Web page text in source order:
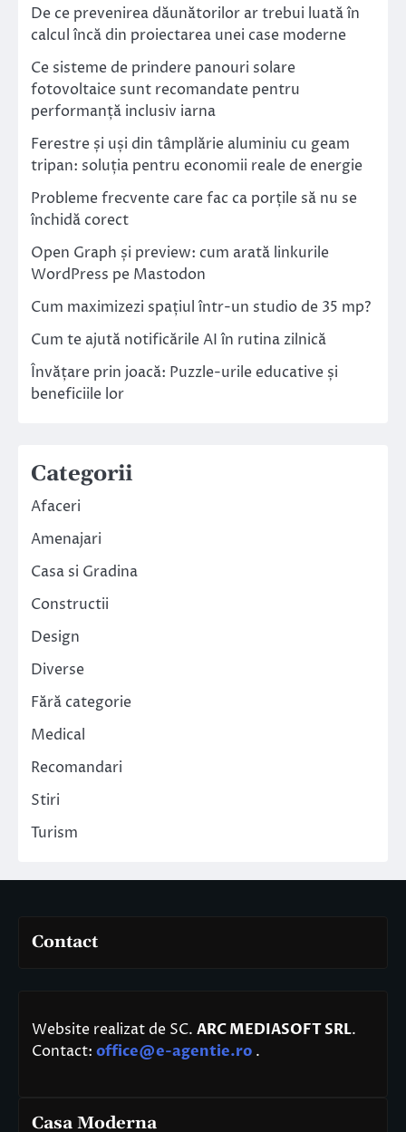
De ce prevenirea dăunătorilor ar trebui luată în
calcul încă din proiectarea unei case moderne
Ce sisteme de prindere panouri solare
fotovoltaice sunt recomandate pentru
performanță inclusiv iarna
Ferestre și uși din tâmplărie aluminiu cu geam
tripan: soluția pentru economii reale de energie
Probleme frecvente care fac ca porțile să nu se
închidă corect
Open Graph și preview: cum arată linkurile
WordPress pe Mastodon
Cum maximizezi spațiul într-un studio de 35 mp?
Cum te ajută notificările AI în rutina zilnică
Învățare prin joacă: Puzzle-urile educative și
beneficiile lor
Categorii
Afaceri
Amenajari
Casa si Gradina
Constructii
Design
Diverse
Fără categorie
Medical
Recomandari
Stiri
Turism
Contact
Website realizat de SC. ARC MEDIASOFT SRL.
Contact: office@e-agentie.ro .
Casa Moderna